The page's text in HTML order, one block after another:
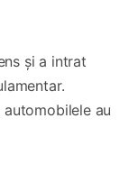
și a intrat
au